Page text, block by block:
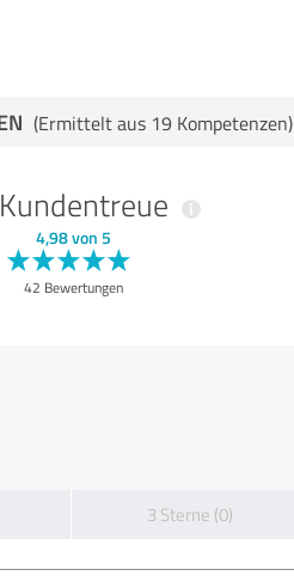
(Ermittelt aus 19 Kompetenzen)
Kundentreue
4,98 von 5
42 Bewertungen
3 Sterne (0)